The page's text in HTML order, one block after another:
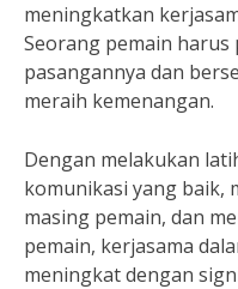
meningkatkan
Seorang pemain harus
pasangannya dan
meraih kemenangan.
Dengan melakukan
komunikasi yang baik,
masing pemain, dan
pemain, kerjasama
meningkat dengan